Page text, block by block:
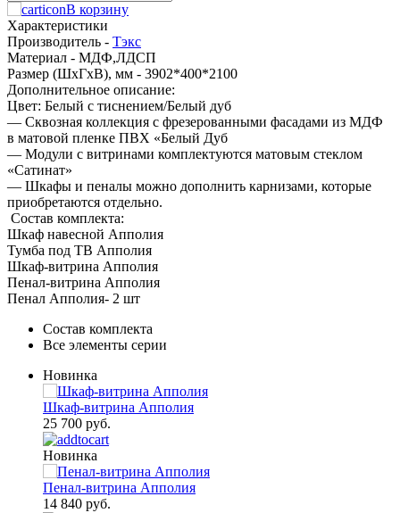
В корзину
Характеристики
Производитель - Тэкс
Материал - МДФ,ЛДСП
Размер (ШхГхВ), мм - 3902*400*2100
Дополнительное описание:
Цвет: Белый с тиснением/Белый дуб
— Сквозная коллекция с фрезерованными фасадами из МДФ
в матовой пленке ПВХ «Белый Дуб
— Модули с витринами комплектуются матовым стеклом
«Сатинат»
— Шкафы и пеналы можно дополнить карнизами, которые
приобретаются отдельно.
Состав комплекта:
Шкаф навесной Апполия
Тумба под ТВ Апполия
Шкаф-витрина Апполия
Пенал-витрина Апполия
Пенал Апполия- 2 шт
Состав комплекта
Все элементы серии
Новинка
Шкаф-витрина Апполия
25 700 руб.
Новинка
Пенал-витрина Апполия
14 840 руб.